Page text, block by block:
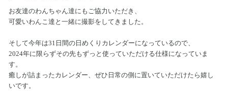
お友達のわんちゃん達にもご協力いただき、
可愛いわんこ達と一緒に撮影をしてきました。
そして今年は31日間の日めくりカレンダーになっているので、
2024年に限らずその先もずっと使っていただける仕様になっていま
す。
癒しが詰まったカレンダー、ぜひ日常の側に置いていただけたら嬉し
いです。